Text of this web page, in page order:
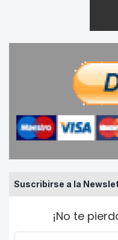
Suscribirse a la
¡No te